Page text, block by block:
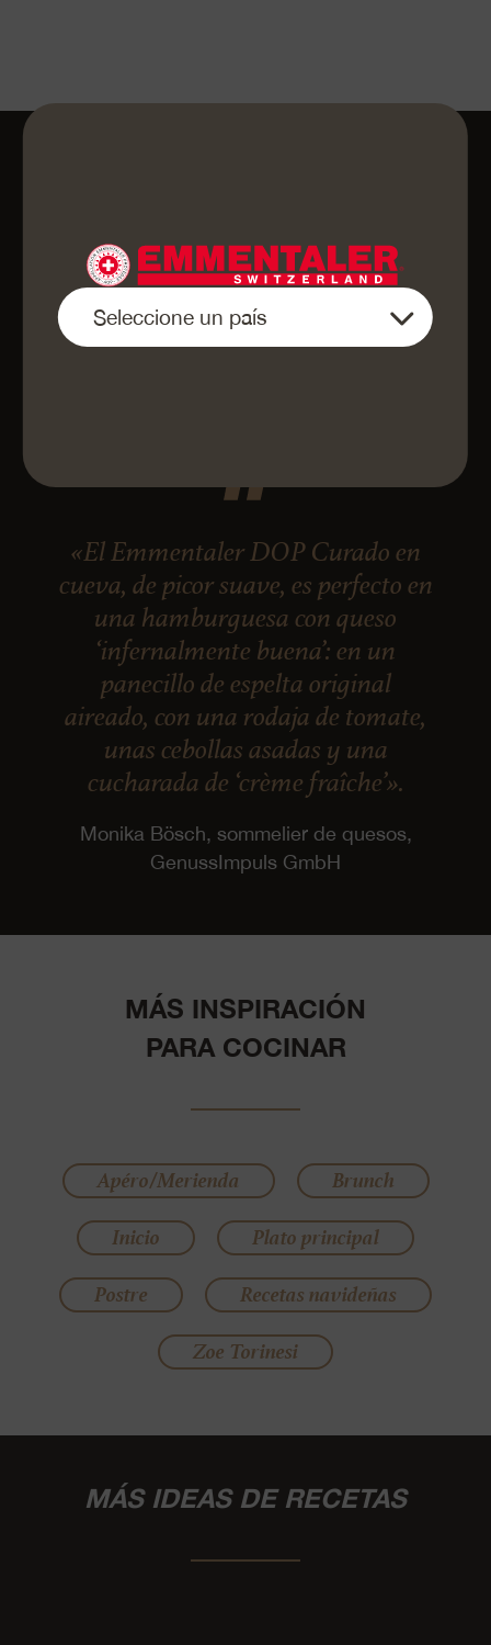
«El Emmentaler DOP Curado en
cueva, de picor suave, es perfecto en
una hamburguesa con queso
‘infernalmente buena’: en un
panecillo de espelta original
aireado, con una rodaja de tomate,
unas cebollas asadas y una
cucharada de ‘crème fraîche’».
Monika Bösch, sommelier de quesos,
GenussImpuls GmbH
MÁS INSPIRACIÓN
PARA COCINAR
Apéro/Merienda
Brunch
Inicio
Plato principal
Postre
Recetas navideñas
Zoe Torinesi
MÁS IDEAS DE RECETAS